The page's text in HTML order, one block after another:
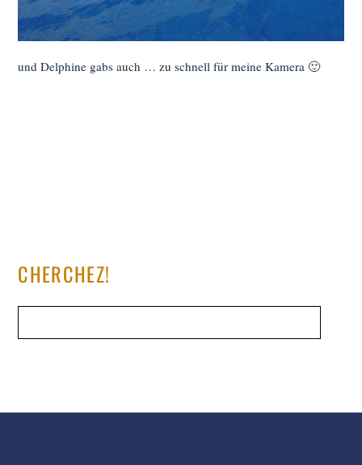
und Delphine gabs auch … zu schnell für meine Kamera 🙂
CHERCHEZ!